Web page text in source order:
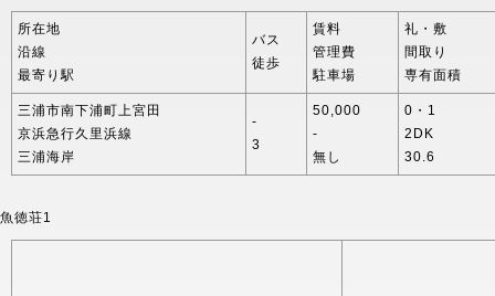
所在地
沿線
最寄り駅
バス
徒歩
賃料
管理費
駐車場
礼・敷
間取り
専有面積
三浦市南下浦町上宮田
京浜急行久里浜線
三浦海岸
-
3
50,000
-
無し
0・1
2DK
30.6
魚徳荘1